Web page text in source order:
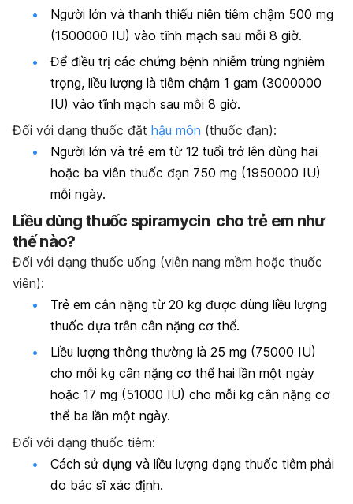
Người lớn và thanh thiếu niên tiêm chậm 500 mg
(1500000 IU) vào tĩnh mạch sau mỗi 8 giờ.
Để điều trị các chứng bệnh nhiễm trùng nghiêm
trọng, liều lượng là tiêm chậm 1 gam (3000000
IU) vào tĩnh mạch sau mỗi 8 giờ.
Đối với dạng thuốc đặt hậu môn (thuốc đạn):
Người lớn và trẻ em từ 12 tuổi trở lên dùng hai
hoặc ba viên thuốc đạn 750 mg (1950000 IU)
mỗi ngày.
Liều dùng thuốc spiramycin cho trẻ em như
thế nào?
Đối với dạng thuốc uống (viên nang mềm hoặc thuốc
viên):
Trẻ em cân nặng từ 20 kg được dùng liều lượng
thuốc dựa trên cân nặng cơ thể.
Liều lượng thông thường là 25 mg (75000 IU)
cho mỗi kg cân nặng cơ thể hai lần một ngày
hoặc 17 mg (51000 IU) cho mỗi kg cân nặng cơ
thể ba lần một ngày.
Đối với dạng thuốc tiêm:
Cách sử dụng và liều lượng dạng thuốc tiêm phải
do bác sĩ xác định.